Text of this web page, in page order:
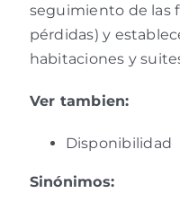
seguimiento de las
pérdidas) y
habitaciones y
Ver tambien:
Disponibilidad
Sinónimos: